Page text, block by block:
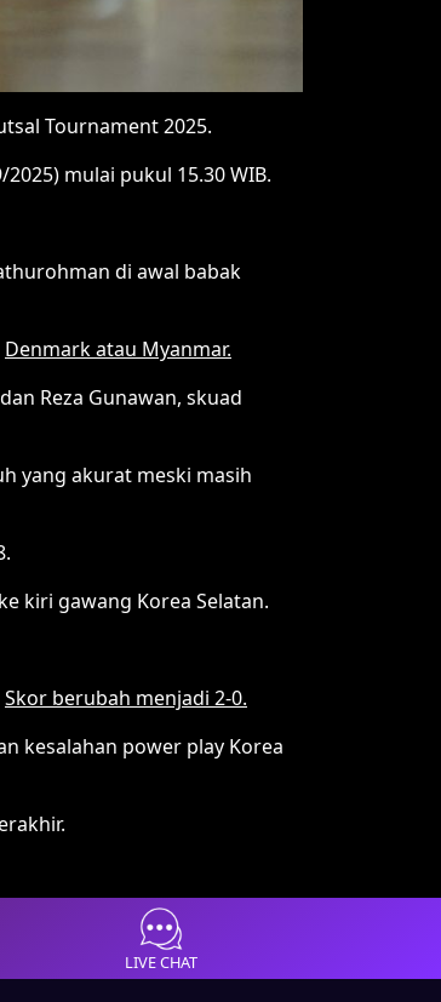
Tournament 2025.
mulai pukul 15.30 WIB.
di awal babak
Denmark atau Myanmar.
Reza Gunawan, skuad
yang akurat meski masih
kiri gawang Korea Selatan.
Skor berubah menjadi 2-0.
kesalahan power play Korea
LIVE CHAT